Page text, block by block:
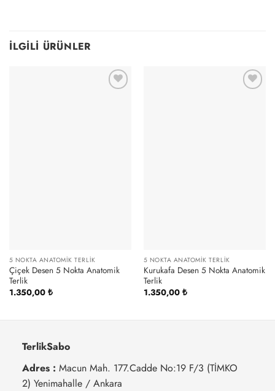
İLGILI ÜRÜNLER
5 NOKTA ANATOMIK TERLIK
Çiçek Desen 5 Nokta Anatomik
Terlik
1.350,00 ₺
5 NOKTA ANATOMIK TERLIK
Kurukafa Desen 5 Nokta Anatomik
Terlik
1.350,00 ₺
TerlikSabo
Adres : Macun Mah. 177.Cadde No:19 F/3 (TİMKO
2) Yenimahalle / Ankara